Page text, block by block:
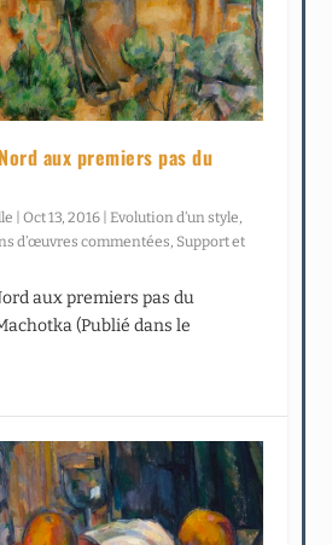
aux premiers pas du
|Oct 13, 2016 Evolution d’un style
d’œuvres commentées Support et
aux premiers pas du
(Publié dans le